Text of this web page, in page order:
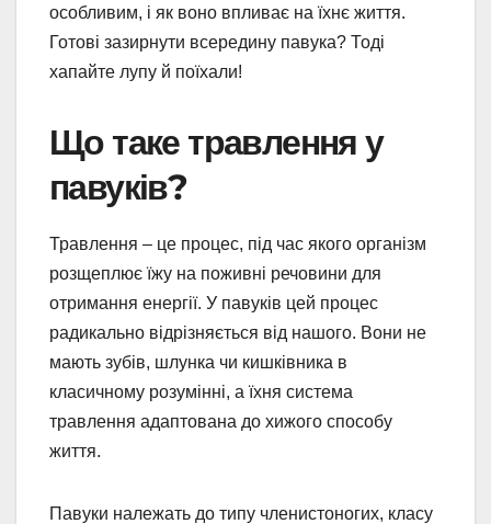
особливим, і як воно впливає на їхнє життя.
Готові зазирнути всередину павука? Тоді
хапайте лупу й поїхали!
Що таке травлення у
павуків?
Травлення – це процес, під час якого організм
розщеплює їжу на поживні речовини для
отримання енергії. У павуків цей процес
радикально відрізняється від нашого. Вони не
мають зубів, шлунка чи кишківника в
класичному розумінні, а їхня система
травлення адаптована до хижого способу
життя.
Павуки належать до типу членистоногих, класу